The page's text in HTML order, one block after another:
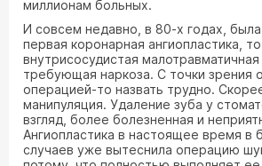
миллионам больных.
И совсем недавно, в 80-х годах,
первая коронарная ангиопластика,
внутрисосудистая
требующая наркоза. С точки зрения
операцией-то назвать трудно.
манипуляция. Удаление зуба у
взгляд, более болезненная и
Ангиопластика в настоящее время в
случаев уже вытеснила операцию